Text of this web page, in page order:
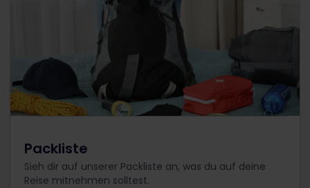
Packliste
Sieh dir auf unserer Packliste an, was du auf deine
Reise mitnehmen solltest.